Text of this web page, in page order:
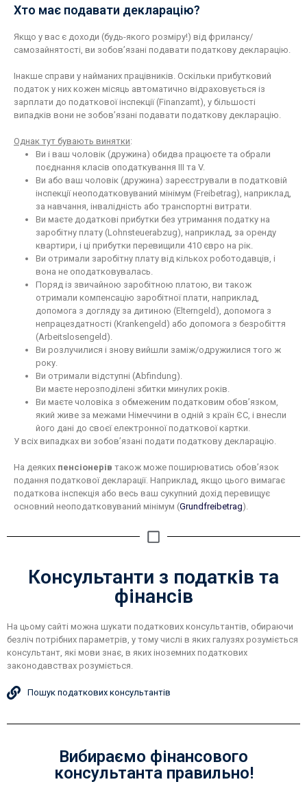
Хто має подавати декларацію?
Якщо у вас є доходи (будь-якого розміру!) від фрилансу/
самозайнятості, ви зобов’язані подавати податкову декларацію.
Інакше справи у найманих працівників. Оскільки прибутковий
податок у них кожен місяць автоматично відраховується із
зарплати до податкової інспекції (Finanzamt), у більшості
випадків вони не зобов’язані подавати податкову декларацію.
Однак тут бувають винятки:
Ви і ваш чоловік (дружина) обидва працюєте та обрали
поєднання класів оподаткування III та V.
Ви або ваш чоловік (дружина) зареєстрували в податковій
інспекції неоподатковуваний мінімум (Freibetrag), наприклад,
за навчання, інвалідність або транспортні витрати.
Ви маєте додаткові прибутки без утримання податку на
заробітну плату (Lohnsteuerabzug), наприклад, за оренду
квартири, і ці прибутки перевищили 410 євро на рік.
Ви отримали заробітну плату від кількох роботодавців, і
вона не оподатковувалась.
Поряд із звичайною заробітною платою, ви також
отримали компенсацію заробітної плати, наприклад,
допомога з догляду за дитиною (Elterngeld), допомога з
непрацездатності (Krankengeld) або допомога з безробіття
(Arbeitslosengeld).
Ви розлучилися і знову вийшли заміж/одружилися того ж
року.
Ви отримали відступні (Abfindung).
Ви маєте нерозподілені збитки минулих років.
Ви маєте чоловіка з обмеженим податковим обов’язком,
який живе за межами Німеччини в одній з країн ЄС, і внесли
його дані до своєї електронної податкової картки.
У всіх випадках ви зобов’язані подати податкову декларацію.
На деяких пенсіонерів також може поширюватись обов’язок
подання податкової декларації. Наприклад, якщо цього вимагає
податкова інспекція або весь ваш сукупний дохід перевищує
основний неоподатковуваний мінімум (Grundfreibetrag).
Консультанти з податків та
фінансів
На цьому сайті можна шукати податкових консультантів, обираючи
безліч потрібних параметрів, у тому числі в яких галузях розуміється
консультант, які мови знає, в яких іноземних податкових
законодавствах розуміється.
Пошук податкових консультантів
Вибираємо фінансового
консультанта правильно!